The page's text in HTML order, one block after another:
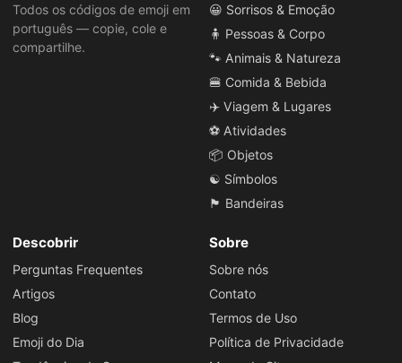
Todos os códigos de emoji em
português — copie, cole e
compartilhe.
😀 Sorrisos & Emoção
🧍 Pessoas & Corpo
🐾 Animais & Natureza
🍔 Comida & Bebida
✈️ Viagem & Lugares
⚽ Atividades
📦 Objetos
☯️ Símbolos
🏴 Bandeiras
Descobrir
Perguntas Frequentes
Artigos
Blog
Emoji do Dia
Sobre
Sobre nós
Contato
Termos de Uso
Política de Privacidade